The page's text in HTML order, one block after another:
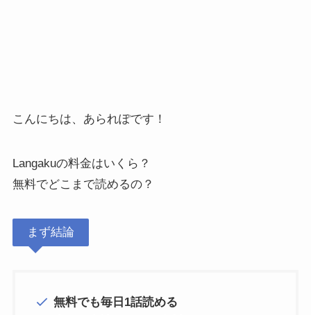
こんにちは、あられぽです！
Langakuの料金はいくら？
無料でどこまで読めるの？
まず結論
無料でも毎日1話読める